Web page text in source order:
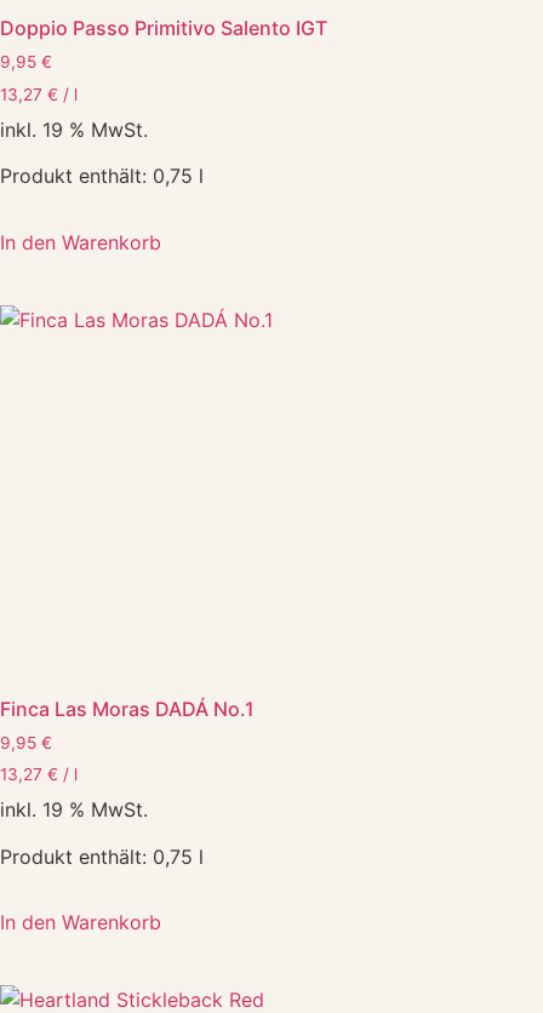
Doppio Passo Primitivo Salento IGT
9,95 €
13,27 € / l
inkl. 19 % MwSt.
Produkt enthält: 0,75 l
In den Warenkorb
Finca Las Moras DADÁ No.1
9,95 €
13,27 € / l
inkl. 19 % MwSt.
Produkt enthält: 0,75 l
In den Warenkorb